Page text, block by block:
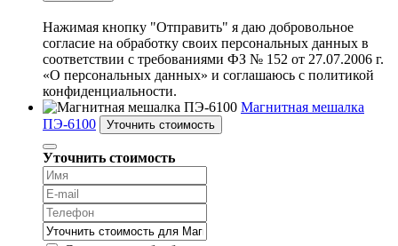
Нажимая кнопку "Отправить" я даю добровольное
согласие на обработку своих персональных данных в
соответствии с требованиями ФЗ № 152 от 27.07.2006 г.
«О персональных данных» и соглашаюсь с политикой
конфиденциальности.
Магнитная мешалка
ПЭ-6100
Уточнить стоимость
Уточнить стоимость